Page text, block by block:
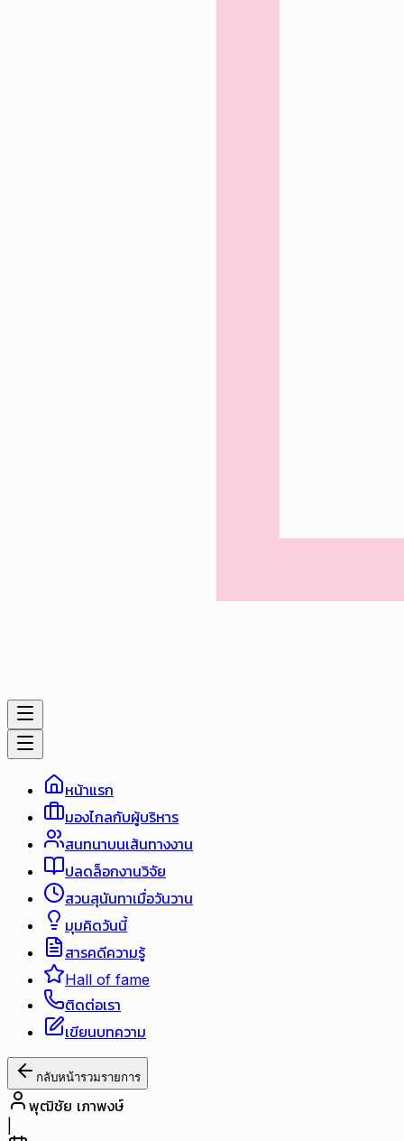
หน้าแรก
มองไกลกับผู้บริหาร
สนทนาบนเส้นทางงาน
ปลดล็อกงานวิจัย
สวนสุนันทาเมื่อวันวาน
มุมคิดวันนี้
สารคดีความรู้
Hall of fame
ติดต่อเรา
เขียนบทความ
กลับหน้ารวมรายการ
พุฒิชัย เภาพงษ์